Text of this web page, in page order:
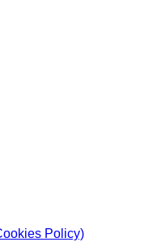
Policy)